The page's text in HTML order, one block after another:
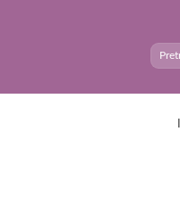
Search
for: